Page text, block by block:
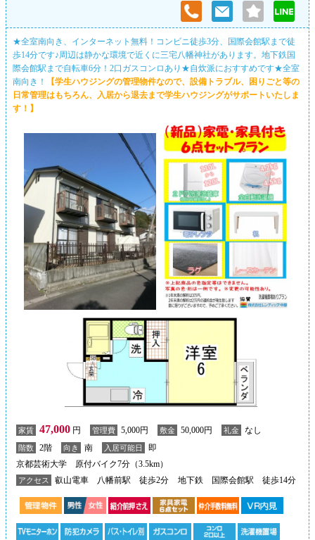
★全室南向き、インターネット無料！コンビニ徒歩3分、国際会館駅まで徒
歩14分です♪周辺は静かな環境で近くに三宅八幡神社があります。地下鉄国
際会館駅まで自転車6分！2口ガスコンロあり★自炊派におすすめです★全室
南向き！
【学生ハウジングの管理物件なので、設備トラブル、困りごと等の
日常管理はもちろん、入居から退去まで学生ハウジングがサポートいたしま
す！】
家賃 47,000 円 管理費 5,000円 敷金 50,000円 礼金 なし
階数 2階 向き 南 入居可能日
即
京都芸術大学 原付バイク7分（3.5km）
アクセス 叡山電車 八幡前駅 徒歩2分 地下鉄 国際会館駅 徒歩14分